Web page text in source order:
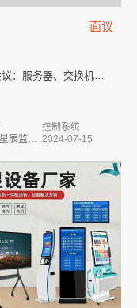
面议
视频会议：服务器、交换机、光模...
历代星辰监护人
控制系统
2024-07-15